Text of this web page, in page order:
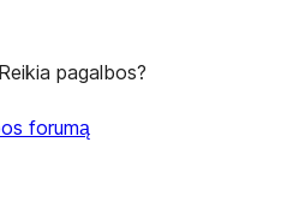
pagalbos?
forumą